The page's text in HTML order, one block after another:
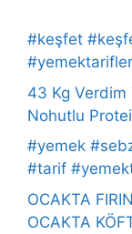
#keşfet
43 Kg Verdim
Nohutlu
#yemek
#tarif
OCAKTA
OCAKTA